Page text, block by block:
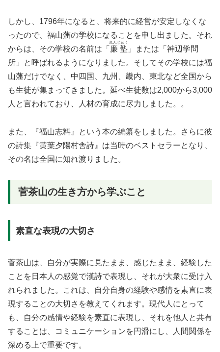
しかし、1796年になると、将来的に経営が安定しなくな
ったので、福山藩の学校になることを申し出ました。それ
からは、その学校の名前は「 廉塾
れんじゅく
」または「神辺学問
所」と呼ばれるようになりました。そしてその学校には福
山藩だけでなく、中四国、九州、畿内、東北など全国から
も生徒が集まってきました。延べ生徒数は2,000から3,000
人と言われており、人材の育成に尽力しました。。
また、『福山志料』という本の編纂をしました。さらに彼
の詩集『黄葉夕陽村舎詩』は当時のベストセラーとなり、
その名は全国に知れ渡りました。
菅茶山の生き方から学ぶこと
素直な表現の大切さ
菅茶山は、自分が実際に見たまま、感じたまま、経験した
ことを日本人の感覚で漢詩で表現し、それが大衆に受け入
れられました。これは、自分自身の経験や感情を素直に表
現することの大切さを教えてくれます。現代人にとって
も、自分の感情や経験を素直に表現し、それを他人と共有
することは、コミュニケーションを円滑にし、人間関係を
深める上で重要です。